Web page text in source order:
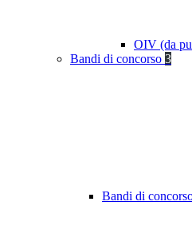
OIV (da
Bandi di concorso 3
Bandi di